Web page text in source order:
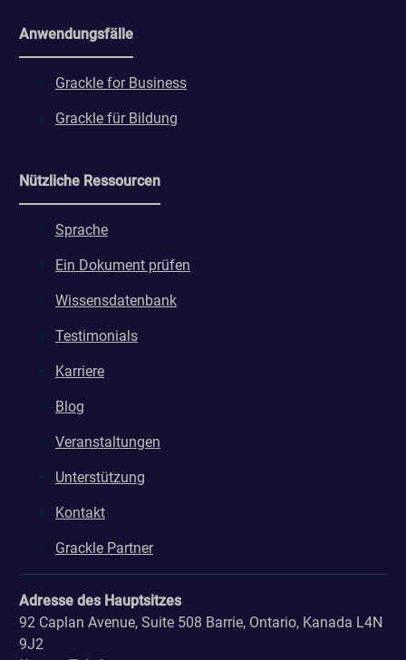
Anwendungsfälle
Grackle for Business
Grackle für Bildung
Nützliche Ressourcen
Sprache
Ein Dokument prüfen
Wissensdatenbank
Testimonials
Karriere
Blog
Veranstaltungen
Unterstützung
Kontakt
Grackle Partner
Adresse des Hauptsitzes
92 Caplan Avenue, Suite 508 Barrie, Ontario, Kanada L4N
9J2